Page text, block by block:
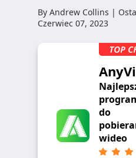
By Andrew Collins |
Czerwiec 07, 2023
do
wideo